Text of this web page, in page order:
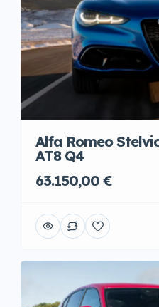
Alfa Romeo
AT8 Q4
63.150,00 €